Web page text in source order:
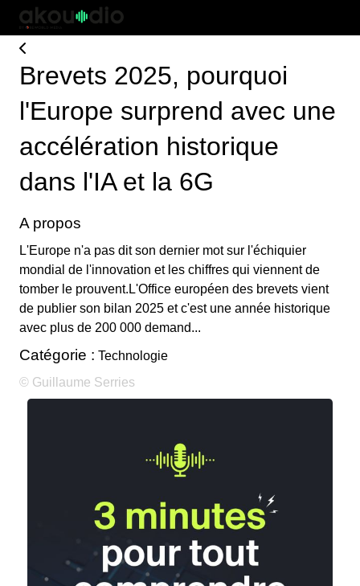
Brevets 2025, pourquoi
l'Europe surprend avec une
accélération historique
dans l'IA et la 6G
A propos
L'Europe n'a pas dit son dernier mot sur l'échiquier
mondial de l'innovation et les chiffres qui viennent de
tomber le prouvent.L'Office européen des brevets vient
de publier son bilan 2025 et c'est une année historique
avec plus de 200 000 demand...
Catégorie : Technologie
© Guillaume Serries